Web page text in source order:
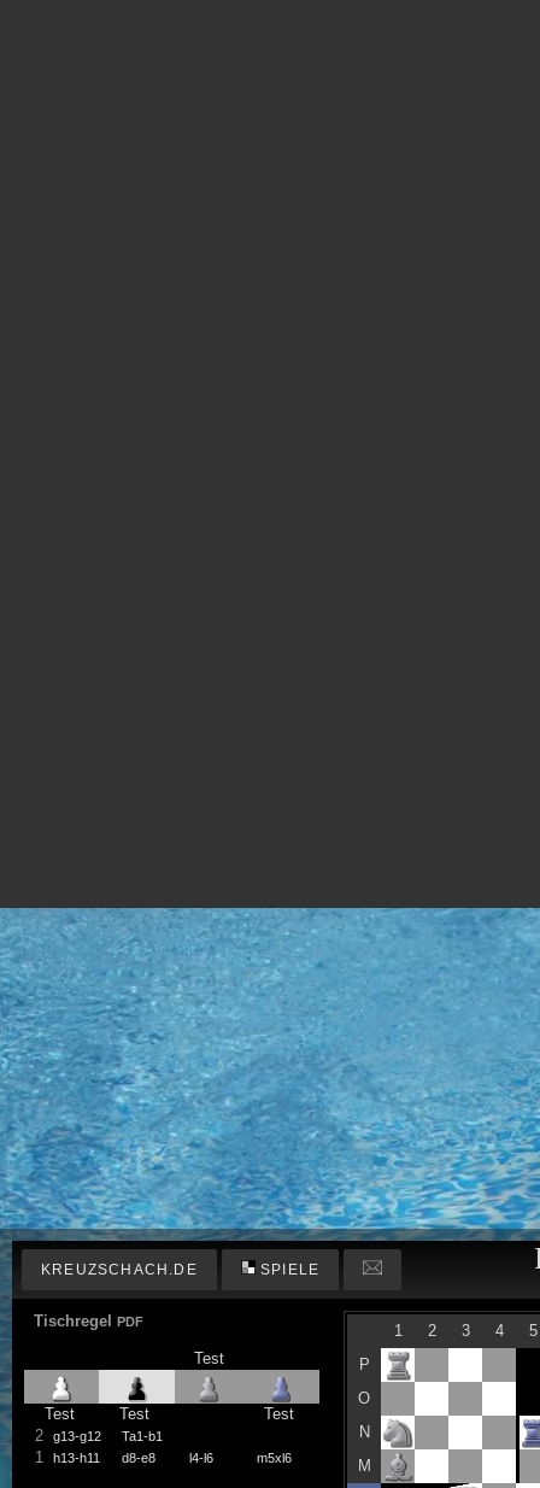
KREUZSCHACH.DE SPIELE
Tischregel PDF
Test Test
Test
Test
2
g13-g12 Ta1-b1
1 h13-h11 d8-e8 l4-l6 m5xl6
1 2 3 4
5
P
O
N
M